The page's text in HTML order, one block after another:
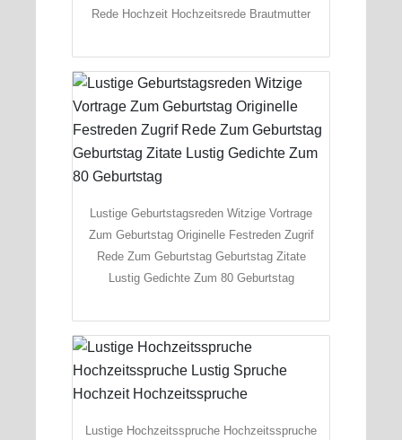
Rede Hochzeit Hochzeitsrede Brautmutter
Lustige Geburtstagsreden Witzige Vortrage
Zum Geburtstag Originelle Festreden Zugrif
Rede Zum Geburtstag Geburtstag Zitate
Lustig Gedichte Zum 80 Geburtstag
Lustige Hochzeitsspruche Hochzeitsspruche